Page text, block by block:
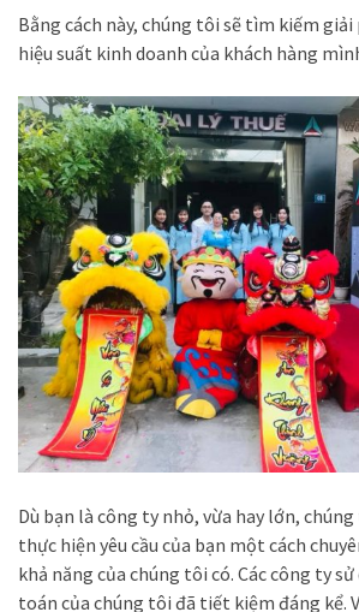
Bằng cách này, chúng tôi sẽ tìm kiếm giải
hiệu suất kinh doanh của khách hàng
Dù bạn là công ty nhỏ, vừa hay lớn,
thực hiện yêu cầu của bạn một cách
khả năng của chúng tôi có. Các công ty sử
toán của chúng tôi đã tiết kiệm đáng kể.